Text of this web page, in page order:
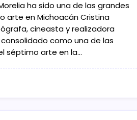
ha sido una de las grandes
arte en Michoacán Cristina
cineasta y realizadora
como una de las
séptimo arte en la…